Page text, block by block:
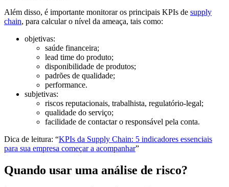
Além disso, é importante monitorar os principais KPIs de supply
chain, para calcular o nível da ameaça, tais como:
objetivas:
saúde financeira;
lead time do produto;
disponibilidade de produtos;
padrões de qualidade;
performance.
subjetivas:
riscos reputacionais, trabalhista, regulatório-legal;
qualidade do serviço;
facilidade de contactar o responsável pela conta.
Dica de leitura: “KPIs da Supply Chain: 5 indicadores essenciais
para sua empresa começar a acompanhar”
Quando usar uma análise de risco?